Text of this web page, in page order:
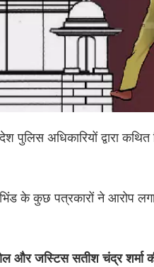
पुलिस अधिकारियों द्वारा
के कुछ पत्रकारों ने आरोप
और जस्टिस सतीश चंद्र शर्मा